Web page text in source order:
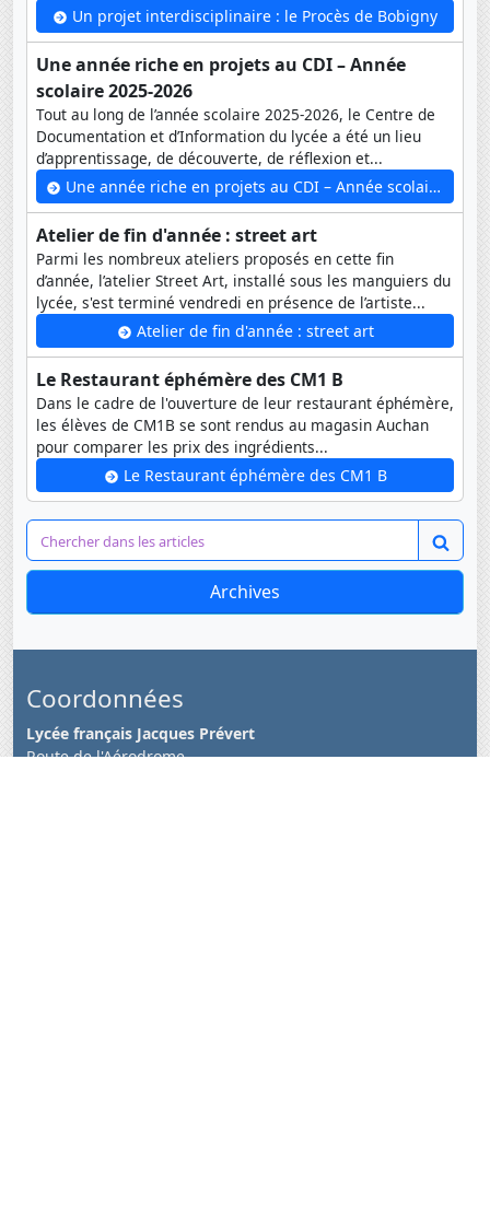
Un projet interdisciplinaire : le Procès de Bobigny
Une année riche en projets au CDI – Année
scolaire 2025-2026
Tout au long de l’année scolaire 2025-2026, le Centre de
Documentation et d’Information du lycée a été un lieu
d’apprentissage, de découverte, de réflexion et...
Une année riche en projets au CDI – Année scolaire 2025-2026
Atelier de fin d'année : street art
Parmi les nombreux ateliers proposés en cette fin
d’année, l’atelier Street Art, installé sous les manguiers du
lycée, s'est terminé vendredi en présence de l’artiste...
Atelier de fin d'année : street art
Le Restaurant éphémère des CM1 B
Dans le cadre de l'ouverture de leur restaurant éphémère,
les élèves de CM1B se sont rendus au magasin Auchan
pour comparer les prix des ingrédients...
Le Restaurant éphémère des CM1 B
Archives
Coordonnées
Lycée français Jacques Prévert
Route de l'Aérodrome